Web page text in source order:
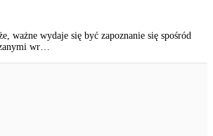
ważne wydaje się być zapoznanie się spośród
wr…